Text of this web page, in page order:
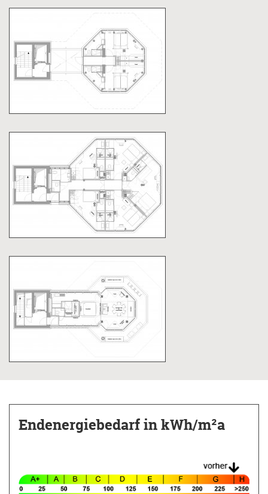
Passivhaustechnologie, das durch sein
innovatives Energiesystem mehr Energie
erzeugt, als es für die gesamte Gebäudetechnik
und den Hotelbetrieb benötigt. Der Turm wird zu
100 Prozent mit selbst erzeugter, regenerativer
Energie versorgt (Sonne, Wind, Geothermie).
Maßnahmen
Vorher waren bauliche Veränderungen
notwendig: der vorhandene Turm wurde über
einige Geschosse abgetragen und bekam eine
neue, auskragende Krone.
Die Steinwolledämmung der Wände wurde in
Stärken zwischen 20 und 36 cm gehalten, im
Dach wurden 32 cm verbaut. Die
Hochhaushöhe befestigt.
Da es keine geeigneten Passivhausfenster für
ein Hochhaus gab, entwickelte Norman Räffle
mit einem Fensterhersteller eigens
dreifach verglast, mit einer speziellen
Zwischenraumbelüftung. In diesen
Zwischenraum ist auch der Sonnenschutz
integriert.
Die Solarthermiepanele decken rund 45 Prozent
Warmwasserbedarfs und sind an einen
Solarwärmespeicher gekoppelt. Zusätzlich wird
Endenergiebedarfin kWh/m²a